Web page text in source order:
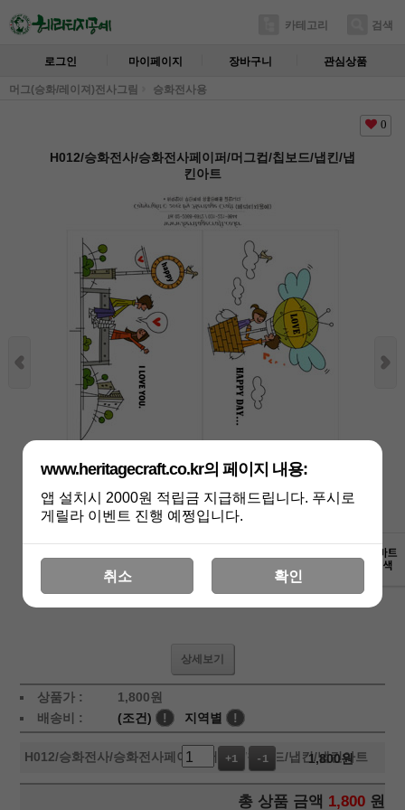
카테고리 검색
로그인 마이페이지 장바구니 관심상품
머그(승화/레이져)전사그림 승화전사용
0
H012/승화전사/승화전사페이퍼/머그컵/칩보드/냅킨/냅
킨아트
상세보기
상품가 : 1,800원
배송비 :
(조건) ! 지역별 !
H012/승화전사/승화전사페이퍼/머그컵/칩보드/냅킨/냅킨아트
+1 -1 1,800원
총 상품 금액 1,800 원
www.heritagecraft.co.kr의 페이지 내용:
앱 설치시 2000원 적립금 지급해드립니다. 푸시로
게릴라 이벤트 진행 예쩡입니다.
취소 확인